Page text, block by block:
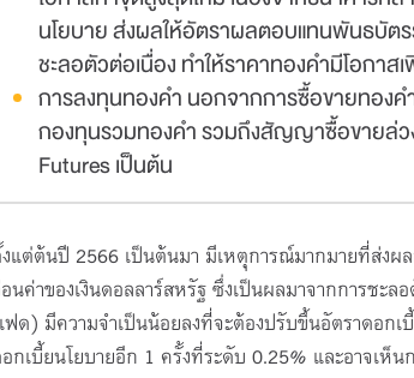
นโยบาย ส่งผลให้อัตราผลตอบแทนพันธบัต
ชะลอตัวต่อเนื่อง ทำให้ราคาทองคำมีโอกาส
การลงทุนทองคำ นอกจากการซื้อขายทอง
กองทุนรวมทองคำ รวมถึงสัญญาซื้อขายล่ว
Futures เป็นต้น
แต่ต้นปี 2566 เป็นต้นมา มีเหตุการณ์มากมายที่ส่งผ
นค่าของเงินดอลลาร์สหรัฐ ซึ่งเป็นผลมาจากการชะล
ฟด) มีความจำเป็นน้อยลงที่จะต้องปรับขึ้นอัตราดอกเ
กเบี้ยนโยบายอีก 1 ครั้งที่ระดับ 0.25% และอาจเห็